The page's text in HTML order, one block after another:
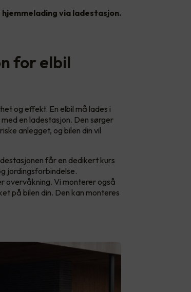
via ladestasjon.
for elbil
og effekt. En elbil må lades i
en ladestasjon. Den sørger
anlegget, og bilen din vil
får en dedikert kurs
jordingsforbindelse.
overvåkning. Vi monterer også
på bilen din. Den kan monteres